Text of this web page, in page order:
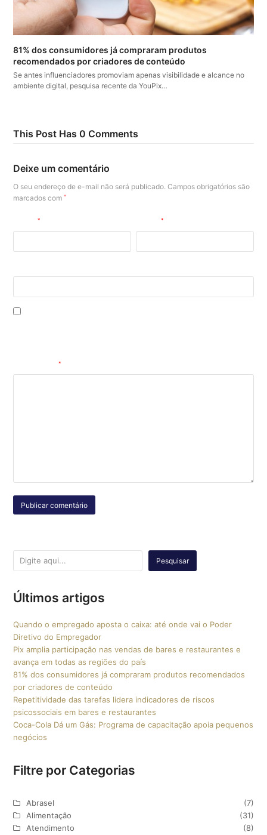
81% dos consumidores já compraram produtos
recomendados por criadores de conteúdo
Se antes influenciadores promoviam apenas visibilidade e alcance no
ambiente digital, pesquisa recente da YouPix…
This Post Has 0 Comments
Deixe um comentário
O seu endereço de e-mail não será publicado. Campos obrigatórios são
marcados com*
Nome* E-mail*
Comentário*
Pesquisar
Últimos artigos
Quando o empregado aposta o caixa: até onde vai o Poder
Diretivo do Empregador
Pix amplia participação nas vendas de bares e restaurantes e
avança em todas as regiões do país
81% dos consumidores já compraram produtos recomendados
por criadores de conteúdo
Repetitividade das tarefas lidera indicadores de riscos
psicossociais em bares e restaurantes
Coca-Cola Dá um Gás: Programa de capacitação apoia pequenos
negócios
Filtre por Categorias
Abrasel
(7)
Alimentação
(31)
Atendimento
(8)